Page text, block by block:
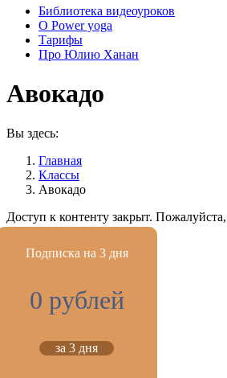
Библиотека видеоуроков
О Power yoga
Тарифы
Про Юлию Ханан
Авокадо
Вы здесь:
Главная
Классы
Авокадо
Доступ к контенту закрыт.
Подписка на 3 дня
0 рублей
за 3 дня